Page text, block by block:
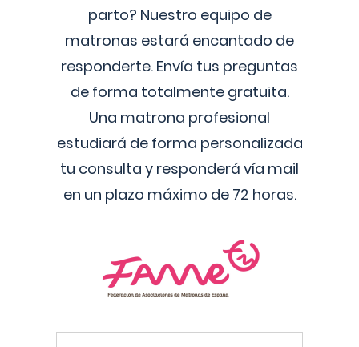
parto? Nuestro equipo de
matronas estará encantado de
responderte. Envía tus preguntas
de forma totalmente gratuita.
Una matrona profesional
estudiará de forma personalizada
tu consulta y responderá vía mail
en un plazo máximo de 72 horas.